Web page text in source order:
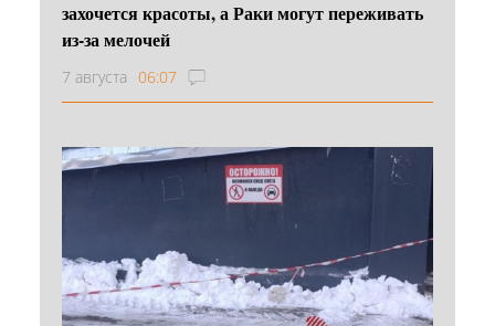
захочется красоты, а Раки могут переживать
из-за мелочей
7 августа 06:07